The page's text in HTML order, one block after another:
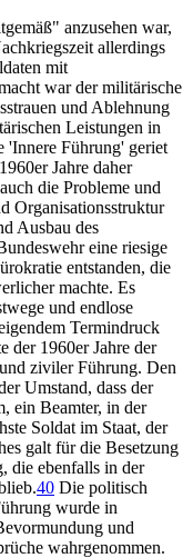
anzusehen war,
allerdings
mit
war der militärische
und Ablehnung
Leistungen in
'Innere Führung' geriet
Jahre daher
die Probleme und
Organisationsstruktur
Ausbau des
eine riesige
entstanden, die
machte. Es
und endlose
Termindruck
der 1960er Jahre der
ziviler Führung. Den
Umstand, dass der
ein Beamter, in der
Soldat im Staat, der
galt für die Besetzung
die ebenfalls in der
40 Die politisch
wurde in
und
wahrgenommen.